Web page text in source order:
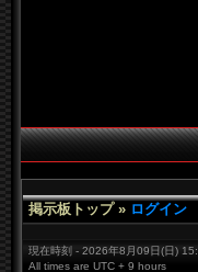
掲示板トップ» ログイン
現在時刻 - 2026年8月09日(日) 15:
All times are UTC + 9 hours